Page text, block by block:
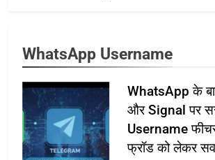
WhatsApp Username
WhatsApp के
और Signal पर
Username
फ्रॉड को लेकर